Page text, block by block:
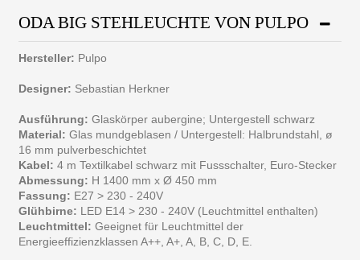
ODA BIG STEHLEUCHTE VON PULPO
Hersteller: Pulpo
Designer: Sebastian Herkner
Ausführung: Glaskörper aubergine; Untergestell schwarz
Material: Glas mundgeblasen / Untergestell: Halbrundstahl, ø
16 mm pulverbeschichtet
Kabel: 4 m Textilkabel schwarz mit Fussschalter, Euro-Stecker
Abmessung: H 1400 mm x Ø 450 mm
Fassung: E27 > 230 - 240V
Glühbirne: LED E14 > 230 - 240V (Leuchtmittel enthalten)
Leuchtmittel: Geeignet für Leuchtmittel der
Energieeffizienzklassen A++, A+, A, B, C, D, E.